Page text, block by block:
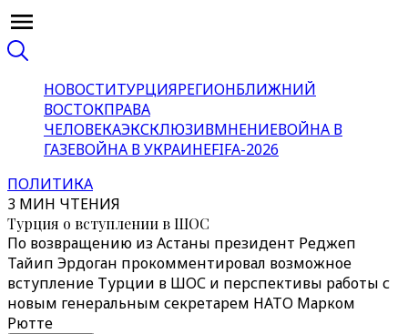
НОВОСТИТУРЦИЯРЕГИОНБЛИЖНИЙ
ВОСТОКПРАВА
ЧЕЛОВЕКАЭКСКЛЮЗИВМНЕНИЕВОЙНА В
ГАЗЕВОЙНА В УКРАИНЕFIFA-2026
ПОЛИТИКА
3 МИН ЧТЕНИЯ
Турция о вступлении в ШОС
По возвращению из Астаны президент Реджеп
Тайип Эрдоган прокомментировал возможное
вступление Турции в ШОС и перспективы работы с
новым генеральным секретарем НАТО Марком
Рютте